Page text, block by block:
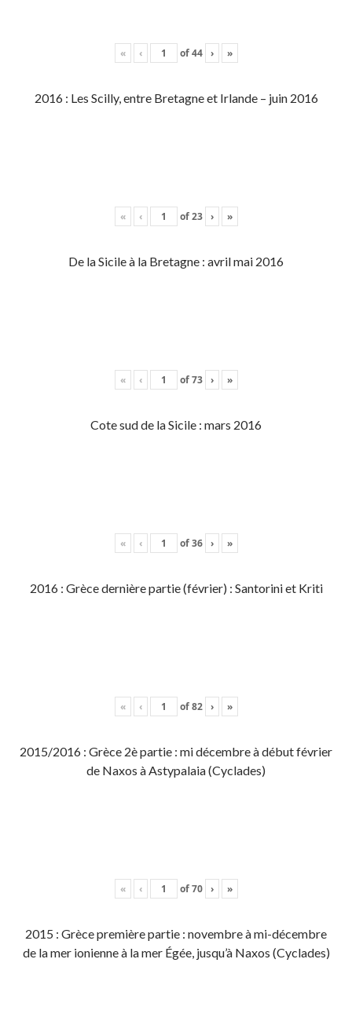
« ‹ of44 › »
2016 : Les Scilly, entre Bretagne et Irlande – juin 2016
« ‹ of23 › »
De la Sicile à la Bretagne : avril mai 2016
« ‹ of73 › »
Cote sud de la Sicile : mars 2016
« ‹ of36 › »
2016 : Grèce dernière partie (février) : Santorini et Kriti
« ‹ of82 › »
2015/2016 : Grèce 2è partie : mi décembre à début février
de Naxos à Astypalaia (Cyclades)
« ‹ of70 › »
2015 : Grèce première partie : novembre à mi-décembre
de la mer ionienne à la mer Égée, jusqu’à Naxos (Cyclades)